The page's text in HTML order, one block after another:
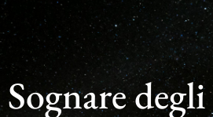
Sognare